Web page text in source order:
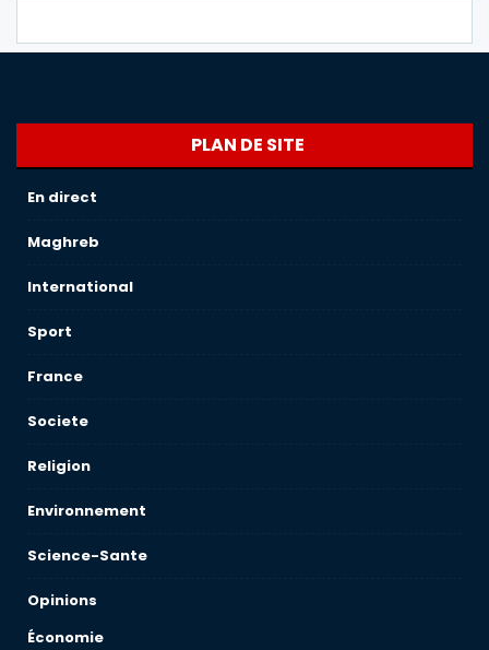
PLAN DE SITE
En direct
Maghreb
International
Sport
France
Societe
Religion
Environnement
Science-Sante
Opinions
Économie